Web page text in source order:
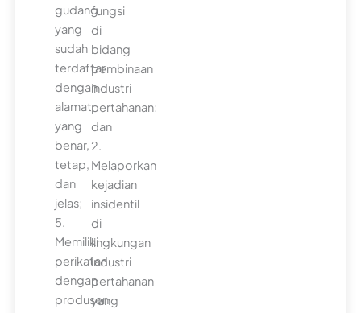
gudang
yang
sudah
terdaftar
dengan
alamat
yang
benar,
tetap,
dan
jelas;
5.
Memiliki
perikatan
dengan
produsen
fungsi
di
bidang
pembinaan
industri
pertahanan;
dan
2.
Melaporkan
kejadian
insidentil
di
lingkungan
industri
pertahanan
yang